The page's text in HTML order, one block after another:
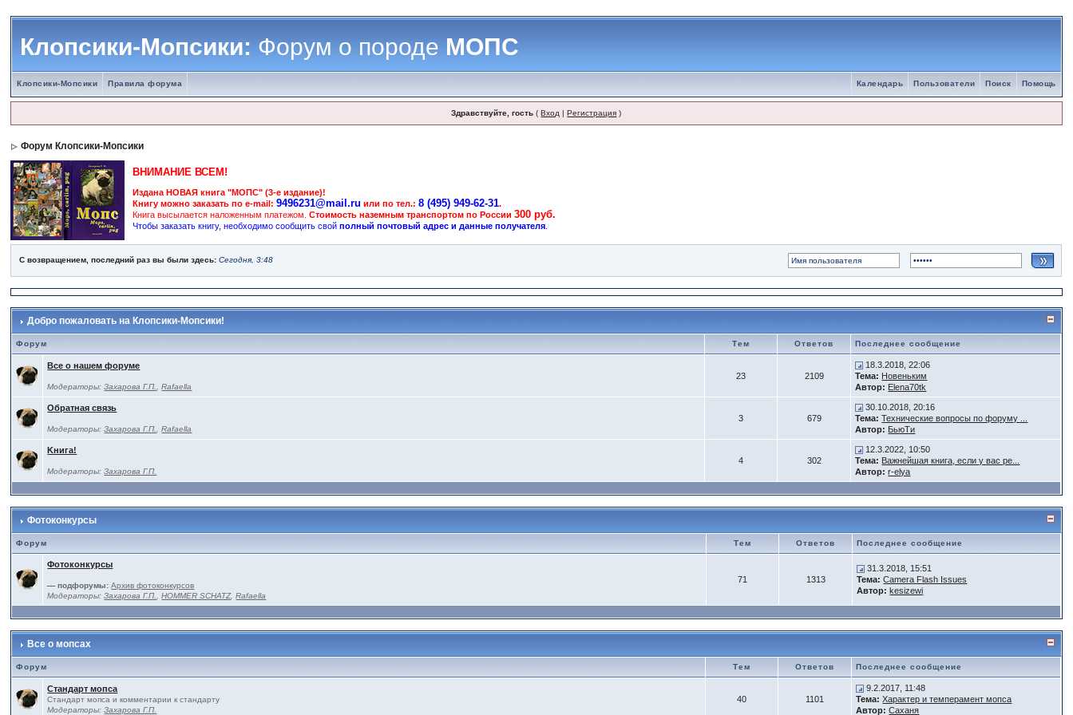
Клопсики-Мопсики:Форум о породеМОПС
Клопсики-Мопсики Правила форума Помощь
Поиск
Пользователи
Календарь
Здравствуйте, гость (Вход |Регистрация )
Форум Клопсики-Мопсики
ВНИМАНИЕ ВСЕМ!
Издана НОВАЯ книга "МОПС" (3-е издание)!
Книгу можно заказать по e-mail:9496231@mail.ru или по тел.:8 (495) 949-62-31.
Книга высылается наложенным платежом.Стоимость наземным транспортом по России300 руб.
Чтобы заказать книгу, необходимо сообщить свойполный почтовый адрес и данные получателя
С возвращением, последний раз вы были здесь:Сегодня, 3:48
Добро пожаловать на Клопсики-Мопсики!
Форум Тем Ответов Последнее сообщение
Все о нашем форуме
Модераторы:Захарова Г.П. ,Rafaella
23 2109
18.3.2018, 22:06
Тема: Новеньким
Автор: Elena70tk
Обратная связь
Модераторы:Захарова Г.П. ,Rafaella
3 679
30.10.2018, 20:16
Тема: Технические вопросы по форуму ...
Автор: БьюTи
Kнига!
Модераторы:Захарова Г.П.
4 302
12.3.2022, 10:50
Тема: Важнейшая книга, если у вас ре...
Автор: r-elya
Фотоконкурсы
Форум Тем Ответов Последнее сообщение
Фотоконкурсы
— подфорумы: Архив фотоконкурсов
Модераторы:Захарова Г.П. ,HOMMER SCHATZ,Rafaella
71 1313
31.3.2018, 15:51
Тема: Camera Flash Issues
Автор: kesizewi
Все о мопсах
Форум Тем Ответов Последнее сообщение
Стандарт мопса
Стандарт мопса и комментарии к стандарту
Модераторы:Захарова Г.П.
40 1101
9.2.2017, 11:48
Тема: Характер и темперамент мопса
Автор: Саханя